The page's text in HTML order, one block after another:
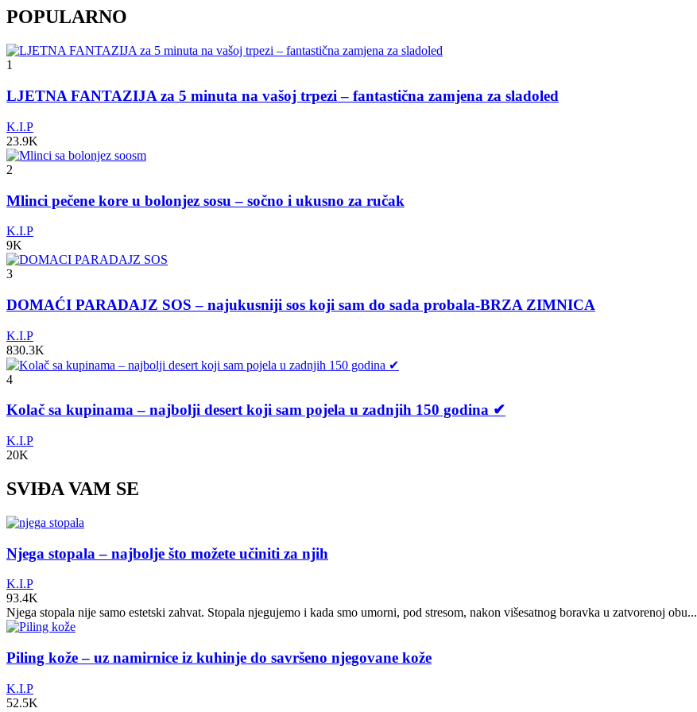
POPULARNO
1
LJETNA FANTAZIJA za 5 minuta na vašoj trpezi – fantastična zamjena za sladoled
K.I.P
23.9K
2
Mlinci pečene kore u bolonjez sosu – sočno i ukusno za ručak
K.I.P
9K
3
DOMAĆI PARADAJZ SOS – najukusniji sos koji sam do sada probala-BRZA ZIMNICA
K.I.P
830.3K
4
Kolač sa kupinama – najbolji desert koji sam pojela u zadnjih 150 godina ✔
K.I.P
20K
SVIĐA VAM SE
Njega stopala – najbolje što možete učiniti za njih
K.I.P
93.4K
Njega stopala nije samo estetski zahvat. Stopala njegujemo i kada smo umorni, pod stresom, nakon višesatnog boravka u zatvorenoj obu...
Piling kože – uz namirnice iz kuhinje do savršeno njegovane kože
K.I.P
52.5K